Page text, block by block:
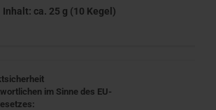
Inhalt: ca. 25 g (10 Kegel)
im Sinne des EU-